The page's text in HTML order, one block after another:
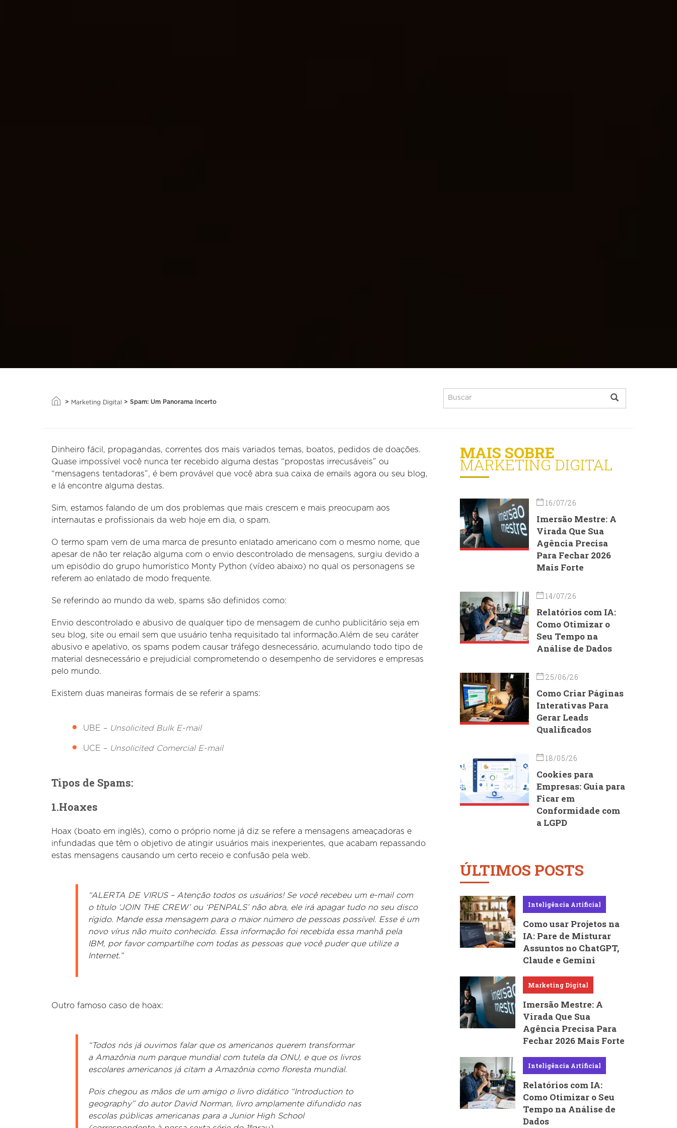
> Marketing Digital > Spam: Um Panorama Incerto
Dinheiro fácil, propagandas, correntes dos mais variados temas, boatos, pedidos de doações.
Quase impossível você nunca ter recebido alguma destas “propostas irrecusáveis” ou
“mensagens tentadoras”, é bem provável que você abra sua caixa de emails agora ou seu blog,
e lá encontre alguma destas.
Sim, estamos falando de um dos problemas que mais crescem e mais preocupam aos
internautas e profissionais da web hoje em dia, o spam.
O termo spam vem de uma marca de presunto enlatado americano com o mesmo nome, que
apesar de não ter relação alguma com o envio descontrolado de mensagens, surgiu devido a
um episódio do grupo humorístico Monty Python (vídeo abaixo) no qual os personagens se
referem ao enlatado de modo frequente.
Se referindo ao mundo da web, spams são definidos como:
Envio descontrolado e abusivo de qualquer tipo de mensagem de cunho publicitário seja em
seu blog, site ou email sem que usuário tenha requisitado tal informação.Além de seu caráter
abusivo e apelativo, os spams podem causar tráfego desnecessário, acumulando todo tipo de
material desnecessário e prejudicial comprometendo o desempenho de servidores e empresas
pelo mundo.
Existem duas maneiras formais de se referir a spams:
UBE – Unsolicited Bulk E-mail
UCE – Unsolicited Comercial E-mail
Tipos de Spams:
1.Hoaxes
Hoax (boato em inglês), como o próprio nome já diz se refere a mensagens ameaçadoras e
infundadas que têm o objetivo de atingir usuários mais inexperientes, que acabam repassando
estas mensagens causando um certo receio e confusão pela web.
“ALERTA DE VIRUS – Atenção todos os usuários! Se você recebeu um e-mail com
o título ‘JOIN THE CREW’ ou ‘PENPALS’ não abra, ele irá apagar tudo no seu disco
rígido. Mande essa mensagem para o maior número de pessoas possível. Esse é um
novo vírus não muito conhecido. Essa informação foi recebida essa manhã pela
IBM, por favor compartilhe com todas as pessoas que você puder que utilize a
Internet.”
Outro famoso caso de hoax:
“Todos nós já ouvimos falar que os americanos querem transformar
a Amazônia num parque mundial com tutela da ONU, e que os livros
escolares americanos já citam a Amazônia como floresta mundial.
Pois chegou as mãos de um amigo o livro didático “Introduction to
geography” do autor David Norman, livro amplamente difundido nas
escolas públicas americanas para a Junior High School
MAIS SOBRE
MARKETING DIGITAL
16/07/26
Imersão Mestre: A
Virada Que Sua
Agência Precisa
Para Fechar 2026
Mais Forte
14/07/26
Relatórios com IA:
Como Otimizar o
Seu Tempo na
Análise de Dados
25/06/26
Como Criar Páginas
Interativas Para
Gerar Leads
Qualificados
18/05/26
Cookies para
Empresas: Guia para
Ficar em
Conformidade com
a LGPD
ÚLTIMOS POSTS
Inteligência Artificial
Como usar Projetos na
IA: Pare de Misturar
Assuntos no ChatGPT,
Claude e Gemini
Marketing Digital
Imersão Mestre: A
Virada Que Sua
Agência Precisa Para
Fechar 2026 Mais Forte
Inteligência Artificial
Relatórios com IA:
Como Otimizar o Seu
Tempo na Análise de
Dados